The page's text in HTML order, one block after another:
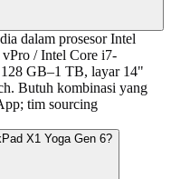
dalam prosesor Intel
/ Intel Core i7-
GB–1 TB, layar 14"
Butuh kombinasi yang
tim sourcing
X1 Yoga Gen 6?